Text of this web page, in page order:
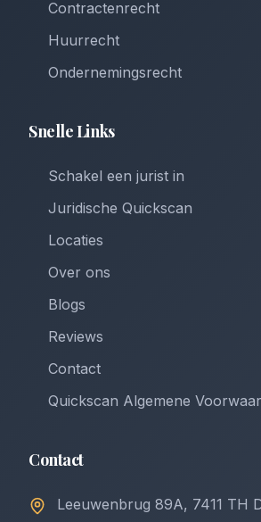
Contractenrecht
Huurrecht
Ondernemingsrecht
Snelle Links
Schakel een jurist in
Juridische Quickscan
Locaties
Over ons
Blogs
Reviews
Contact
Quickscan Algemene
Contact
Leeuwenbrug 89A, 7411 TH